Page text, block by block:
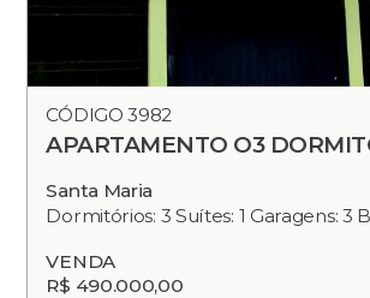
CÓDIGO 3982
APARTAMENTO O3
Santa Maria
Dormitórios: 3 Suítes: 1 Garagens: 3
VENDA
R$ 490.000,00